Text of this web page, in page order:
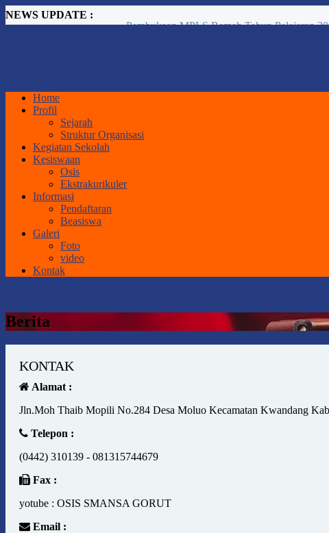
NEWS UPDATE :
ASESMEN PERANGKAT
Pembukaan MPLS Ramah Tahun Pelajaran
Home
Profil
Sejarah
Struktur Organisasi
Kegiatan Sekolah
Kesiswaan
Osis
Ekstrakurikuler
Informasi
Pendaftaran
Beasiswa
Galeri
Foto
video
Kontak
Berita
KONTAK
Alamat :
Jln.Moh Thaib Mopili No.284 Desa Moluo Kecamatan Kwandang
Telepon :
(0442) 310139 - 081315744679
Fax :
yotube : OSIS SMANSA GORUT
Email :